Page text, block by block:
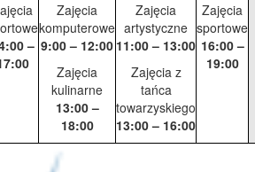
–
Zajęcia
komputerowe
9:00 – 12:00
Zajęcia
kulinarne
13:00 –
18:00
Zajęcia
artystyczne
11:00 – 13:00
Zajęcia z
tańca
towarzyskiego
13:00 – 16:00
Zajęcia
sportowe
16:00 –
19:00